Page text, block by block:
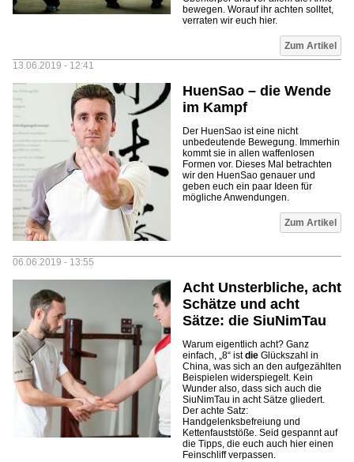
bewegen. Worauf ihr achten solltet,
verraten wir euch hier.
Zum Artikel
13.06.2019 - 12:41
HuenSao – die Wende
im Kampf
Der HuenSao ist eine nicht
unbedeutende Bewegung. Immerhin
kommt sie in allen waffenlosen
Formen vor. Dieses Mal betrachten
wir den HuenSao genauer und
geben euch ein paar Ideen für
mögliche Anwendungen.
Zum Artikel
06.06.2019 - 13:55
Acht Unsterbliche, acht
Schätze und acht
Sätze: die SiuNimTau
Warum eigentlich acht? Ganz
einfach, „8“ istdie Glückszahl in
China, was sich an den aufgezählten
Beispielen widerspiegelt. Kein
Wunder also, dass sich auch die
SiuNimTau in acht Sätze gliedert.
Der achte Satz:
Handgelenksbefreiung und
Kettenfauststöße. Seid gespannt auf
die Tipps, die euch auch hier einen
Feinschliff verpassen.